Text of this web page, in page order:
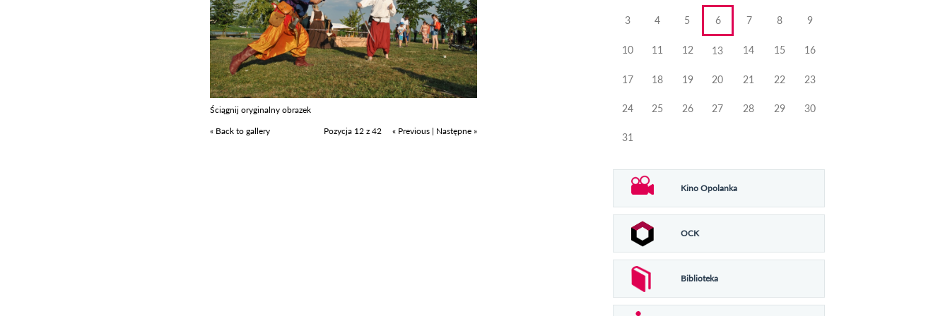
Ściągnij oryginalny obrazek
« Back to gallery
Pozycja 12 z 42 « Previous | Następne »
3 4 5 6 7 8 9
10 11 12 13 14 15 16
17 18 19 20 21 22 23
24 25 26 27 28 29 30
31
Kino Opolanka
OCK
Biblioteka